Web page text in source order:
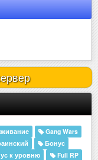
Gang Wars
Бонус
к уровню
Full RP